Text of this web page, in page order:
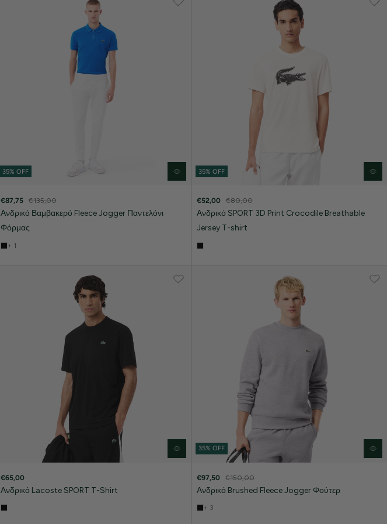
35% OFF
€87,75 €135,00
Ανδρικό Βαμβακερό Fleece Jogger Παντελόνι
Φόρμας
+ 1
35% OFF
€52,00 €80,00
Ανδρικό SPORT 3D Print Crocodile Breathable
Jersey T-shirt
€65,00
Ανδρικό Lacoste SPORT T-Shirt
35% OFF
€97,50 €150,00
Ανδρικό Brushed Fleece Jogger Φούτερ
+ 3